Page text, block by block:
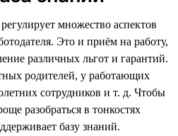
множество аспектов
Это и приём на работу,
различных льгот и гарантий.
родителей, у работающих
сотрудников и т. д. Чтобы
разобраться в тонкостях
базу знаний.